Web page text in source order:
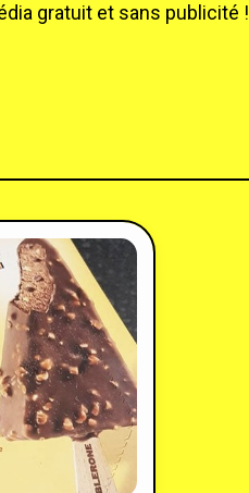
gratuit et sans publicité !